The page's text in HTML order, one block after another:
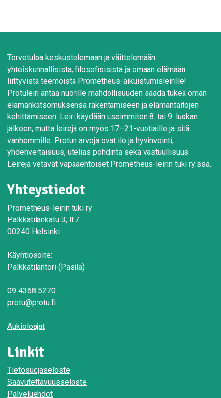
Tervetuloa keskustelemaan ja väittelemään
yhteiskunnallisista, filosofisisista ja omaan elämään
liittyvistä teemoista Prometheus-aikuistumisleirille!
Protuleiri antaa nuorille mahdollisuuden saada tukea oman
elämänkatsomuksensa rakentamiseen ja elämäntaitojen
kehittämiseen. Leiri käydään useimmiten 8. tai 9. luokan
jälkeen, mutta leirejä on myös 17–21-vuotiaille ja sitä
vanhemmille. Protun arvoja ovat ilo ja hyvinvointi,
yhdenvertaisuus, utelias pohdinta sekä vastuullisuus.
Leirejä vetävät vapaaehtoiset Prometheus-leirin tuki ry:ssä.
Yhteystiedot
Prometheus-leirin tuki ry
Palkkatilankatu 3, lt.7
00240 Helsinki
Käyntiosoite:
Palkkatilantori (Pasila)
09 4368 5270
protu@protu.fi
Aukioloajat
Linkit
Tietosuojaseloste
Saavutettavuusseloste
Palveluehdot